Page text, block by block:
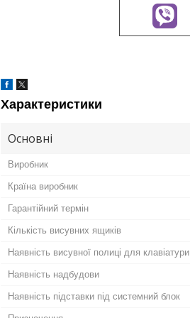
Характеристики
Основні
Виробник
Країна виробник
Гарантійний термін
Кількість висувних ящиків
Наявність висувної полиці для клавіатури
Наявність надбудови
Наявність підставки під системний блок